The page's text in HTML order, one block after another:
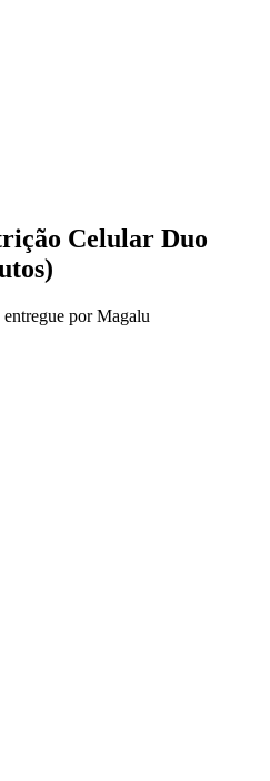
Celular Duo
entregue por Magalu